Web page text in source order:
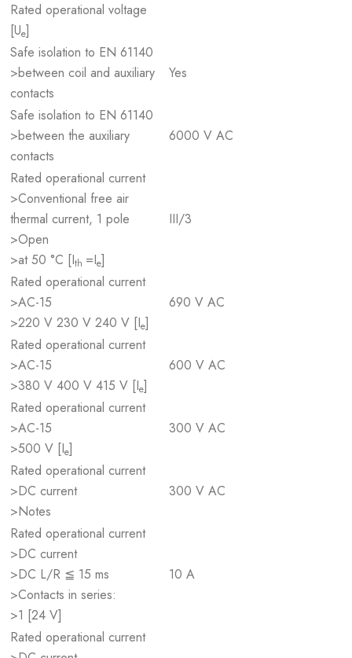
Rated operational voltage
[Ue]
Safe isolation to EN 61140
>between coil and auxiliary
contacts
Yes
Safe isolation to EN 61140
>between the auxiliary
contacts
6000 V AC
Rated operational current
>Conventional free air
thermal current, 1 pole
>Open
>at 50 °C [Ith =Ie]
III/3
Rated operational current
>AC-15
>220 V 230 V 240 V [Ie]
690 V AC
Rated operational current
>AC-15
>380 V 400 V 415 V [Ie]
600 V AC
Rated operational current
>AC-15
>500 V [Ie]
300 V AC
Rated operational current
>DC current
>Notes
300 V AC
Rated operational current
>DC current
>DC L/R ≦ 15 ms
>Contacts in series:
>1 [24 V]
10 A
Rated operational current